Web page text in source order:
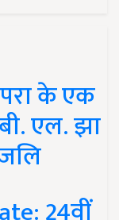
के एक
एल. झा